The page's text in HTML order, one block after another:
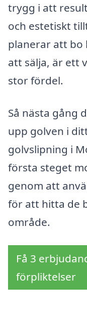
trygg i att
och estetiskt
planerar att bo
att sälja, är ett
stor fördel.
Så nästa gång
upp golven i
golvslipning i
första steget
genom att
för att hitta de
område.
Få 3
förpliktelser